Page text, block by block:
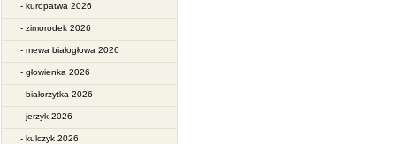
- kuropatwa 2026
- zimorodek 2026
- mewa białogłowa 2026
- głowienka 2026
- białorzytka 2026
- jerzyk 2026
- kulczyk 2026